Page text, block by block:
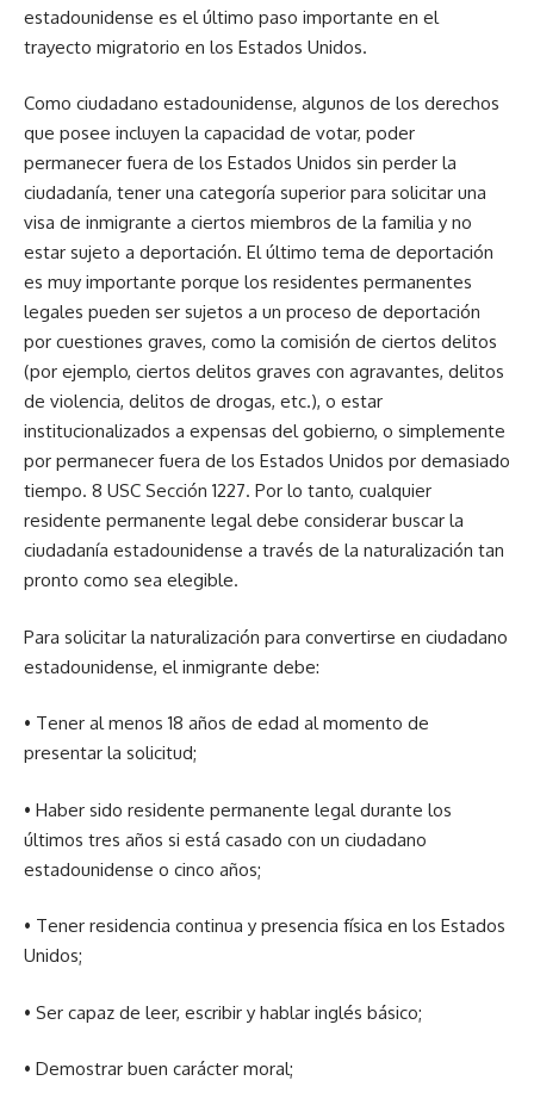
estadounidense es el último paso importante en el
trayecto migratorio en los Estados Unidos.
Como ciudadano estadounidense, algunos de los derechos
que posee incluyen la capacidad de votar, poder
permanecer fuera de los Estados Unidos sin perder la
ciudadanía, tener una categoría superior para solicitar una
visa de inmigrante a ciertos miembros de la familia y no
estar sujeto a deportación. El último tema de deportación
es muy importante porque los residentes permanentes
legales pueden ser sujetos a un proceso de deportación
por cuestiones graves, como la comisión de ciertos delitos
(por ejemplo, ciertos delitos graves con agravantes, delitos
de violencia, delitos de drogas, etc.), o estar
institucionalizados a expensas del gobierno, o simplemente
por permanecer fuera de los Estados Unidos por demasiado
tiempo. 8 USC Sección 1227. Por lo tanto, cualquier
residente permanente legal debe considerar buscar la
ciudadanía estadounidense a través de la naturalización tan
pronto como sea elegible.
Para solicitar la naturalización para convertirse en ciudadano
estadounidense, el inmigrante debe:
• Tener al menos 18 años de edad al momento de
presentar la solicitud;
• Haber sido residente permanente legal durante los
últimos tres años si está casado con un ciudadano
estadounidense o cinco años;
• Tener residencia continua y presencia física en los Estados
Unidos;
• Ser capaz de leer, escribir y hablar inglés básico;
• Demostrar buen carácter moral;